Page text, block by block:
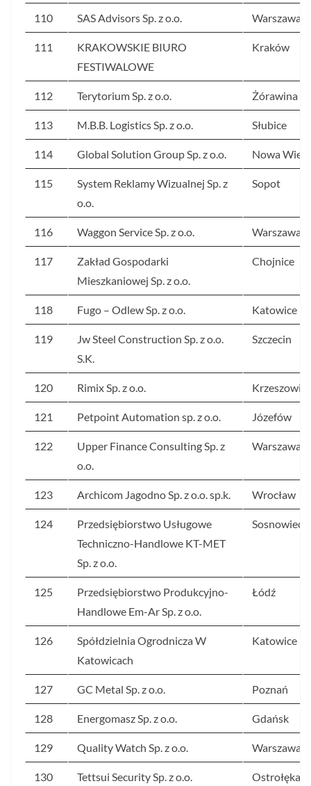
110 SAS Advisors Sp. z o.o. Warszawa
111
KRAKOWSKIE BIURO
FESTIWALOWE
Kraków
112 Terytorium Sp. z o.o. Żórawina
113 M.B.B. Logistics Sp. z o.o. Słubice
114 Global Solution Group Sp. z o.o. Nowa Wieś
115
System Reklamy Wizualnej Sp. z
o.o.
Sopot
116 Waggon Service Sp. z o.o. Warszawa
117
Zakład Gospodarki
Mieszkaniowej Sp. z o.o.
Chojnice
118 Fugo – Odlew Sp. z o.o. Katowice
119
Jw Steel Construction Sp. z o.o.
S.K.
Szczecin
120 Rimix Sp. z o.o. Krzeszowice
121 Petpoint Automation sp. z o.o. Józefów
122
Upper Finance Consulting Sp. z
o.o.
Warszawa
123 Archicom Jagodno Sp. z o.o. sp.k. Wrocław
124
Przedsiębiorstwo Usługowe
Techniczno-Handlowe KT-MET
Sp. z o.o.
Sosnowiec
125
Przedsiębiorstwo Produkcyjno-
Handlowe Em-Ar Sp. z o.o.
Łódź
126
Spółdzielnia Ogrodnicza W
Katowicach
Katowice
127 GC Metal Sp. z o.o. Poznań
128 Energomasz Sp. z o.o. Gdańsk
129 Quality Watch Sp. z o.o. Warszawa
130 Tettsui Security Sp. z o.o. Ostrołęka